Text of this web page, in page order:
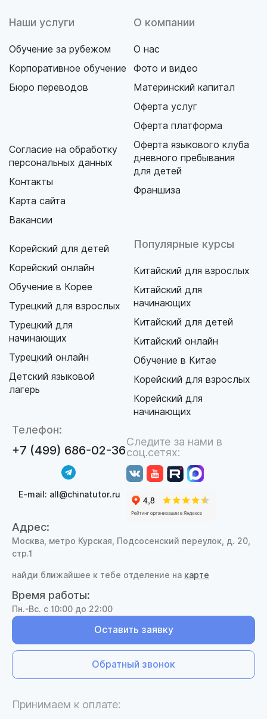
Наши услуги
Обучение за рубежом
Корпоративное обучение
Бюро переводов
О компании
О нас
Фото и видео
Материнский капитал
Оферта услуг
Оферта платформа
Оферта языкового клуба
дневного пребывания
для детей
Франшиза
Согласие на обработку
персональных данных
Контакты
Карта сайта
Вакансии
Популярные курсы
Китайский для взрослых
Китайский для
начинающих
Китайский для детей
Китайский онлайн
Обучение в Китае
Корейский для взрослых
Корейский для
начинающих
Корейский для детей
Корейский онлайн
Обучение в Корее
Турецкий для взрослых
Турецкий для
начинающих
Турецкий онлайн
Детский языковой
лагерь
Телефон:
+7 (499) 686-02-36
E-mail: all@chinatutor.ru
Следите за нами в
соц.сетях:
Адрес:
Москва, метро Курская, Подсосенский переулок, д. 20,
стр.1
найди ближайшее к тебе отделение на карте
Время работы:
Пн.-Вс. с 10:00 до 22:00
Оставить заявку
Обратный звонок
Принимаем к оплате: